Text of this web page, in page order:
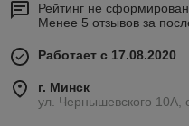
Рейтинг не сформирован
Менее 5 отзывов за
Работает с 17.08.2020
г. Минск
ул. Чернышевского 10А,